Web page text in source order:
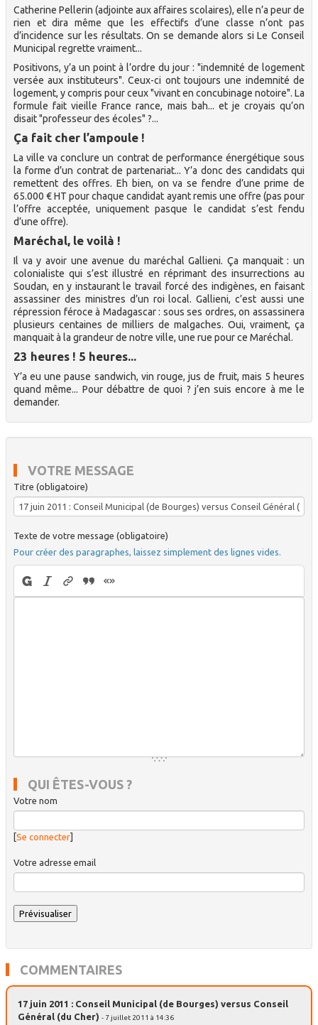
Catherine Pellerin (adjointe aux affaires scolaires), elle n’a peur de
rien et dira même que les effectifs d’une classe n’ont pas
d’incidence sur les résultats. On se demande alors si Le Conseil
Municipal regrette vraiment...
Positivons, y’a un point à l’ordre du jour : "indemnité de logement
versée aux instituteurs". Ceux-ci ont toujours une indemnité de
logement, y compris pour ceux "vivant en concubinage notoire". La
formule fait vieille France rance, mais bah... et je croyais qu’on
disait "professeur des écoles" ?...
Ça fait cher l’ampoule !
La ville va conclure un contrat de performance énergétique sous
la forme d’un contrat de partenariat... Y’a donc des candidats qui
remettent des offres. Eh bien, on va se fendre d’une prime de
65.000 € HT pour chaque candidat ayant remis une offre (pas pour
l’offre acceptée, uniquement pasque le candidat s’est fendu
d’une offre).
Maréchal, le voilà !
Il va y avoir une avenue du maréchal Gallieni. Ça manquait : un
colonialiste qui s’est illustré en réprimant des insurrections au
Soudan, en y instaurant le travail forcé des indigènes, en faisant
assassiner des ministres d’un roi local. Gallieni, c’est aussi une
répression féroce à Madagascar : sous ses ordres, on assassinera
plusieurs centaines de milliers de malgaches. Oui, vraiment, ça
manquait à la grandeur de notre ville, une rue pour ce Maréchal.
23 heures ! 5 heures...
Y’a eu une pause sandwich, vin rouge, jus de fruit, mais 5 heures
quand même... Pour débattre de quoi ? j’en suis encore à me le
demander.
VOTRE MESSAGE
Titre (obligatoire)
Texte de votre message (obligatoire)
Pour créer des paragraphes, laissez simplement des lignes vides.
QUI ÊTES-VOUS ?
Votre nom
Se connecter]
Votre adresse email
COMMENTAIRES
17 juin 2011 : Conseil Municipal (de Bourges) versus Conseil
Général (du Cher) - 7 juillet 2011 à 14:36